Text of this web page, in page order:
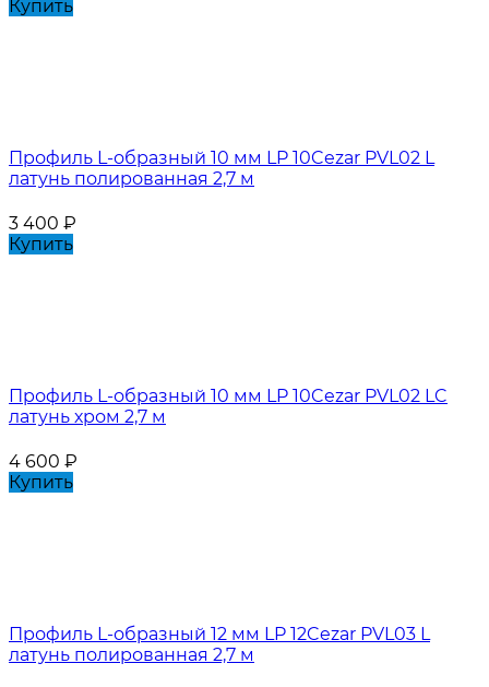
Купить
Профиль L-образный 10 мм LP 10Cezar PVL02 L
латунь полированная 2,7 м
3 400 ₽
Купить
Профиль L-образный 10 мм LP 10Cezar PVL02 LC
латунь хром 2,7 м
4 600 ₽
Купить
Профиль L-образный 12 мм LP 12Cezar PVL03 L
латунь полированная 2,7 м